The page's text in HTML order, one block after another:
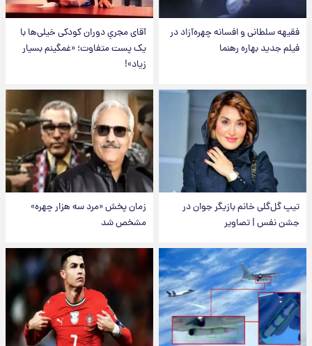
فقیهه سلطانی و افسانه چهره‌آزاد در
فیلم جدید بهاره رهنما
آقای مجریِ دوران کودکی خیلی‌ها با
یک پست متفاوت؛ «غمگینم بسیار
زیاد»!
تیپ گل‌گلی خانم بازیگر جوان در
جشن نفس | تصاویر
زمان پخش «مرد سه هزار چهره»
مشخص شد